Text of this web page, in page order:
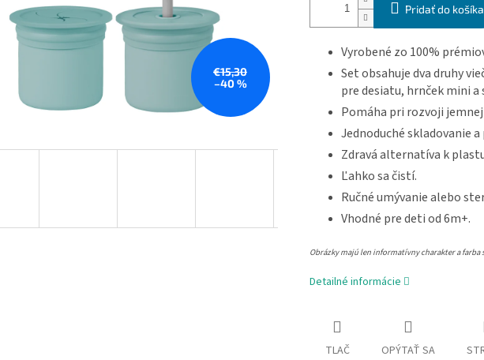
€15,30
–40 %
Pridať do košíka
Vyrobené zo 100%
Set obsahuje dva druhy
pre desiatu, hrnček mini a
Pomáha pri rozvoji
Jednoduché skladovanie
Zdravá alternatíva k
Ľahko sa čistí.
Ručné umývanie alebo
Vhodné pre deti od 6m+.
Obrázky majú len informatívny charakter a farba
Detailné informácie
TLAČ OPÝTAŤ SA